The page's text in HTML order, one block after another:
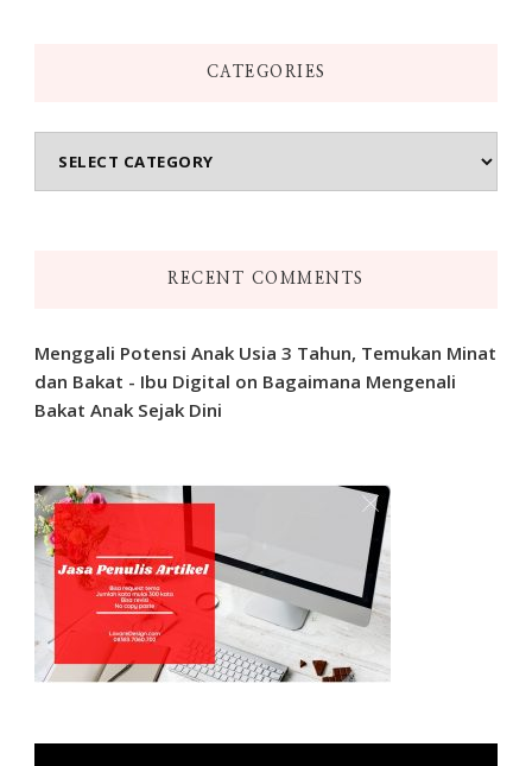
CATEGORIES
RECENT COMMENTS
Menggali Potensi Anak Usia 3 Tahun, Temukan Minat
dan Bakat - Ibu Digital on Bagaimana Mengenali
Bakat Anak Sejak Dini